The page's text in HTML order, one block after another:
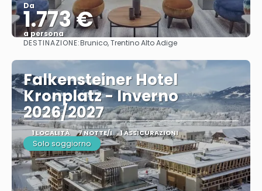
Da
1.773 €
a persona
Vedere
DESTINAZIONE:Brunico, Trentino Alto Adige
Falkensteiner Hotel
Kronplatz - Inverno
2026/2027
1 LOCALITÀ 7 NOTTE/I 1 ASSICURAZIONI
Solo soggiorno